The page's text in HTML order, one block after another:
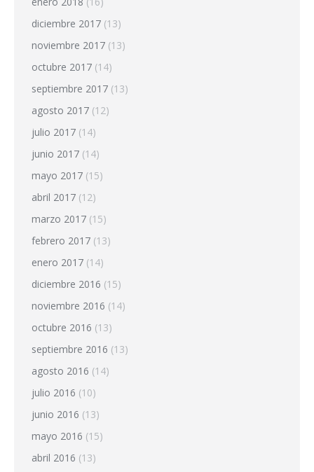
diciembre 2017 (13)
noviembre 2017 (13)
octubre 2017 (14)
septiembre 2017 (13)
agosto 2017 (12)
julio 2017 (14)
junio 2017 (14)
mayo 2017 (15)
abril 2017 (12)
marzo 2017 (15)
febrero 2017 (13)
enero 2017 (14)
diciembre 2016 (15)
noviembre 2016 (14)
octubre 2016 (13)
septiembre 2016 (13)
agosto 2016 (14)
julio 2016 (10)
junio 2016 (13)
mayo 2016 (15)
abril 2016 (13)